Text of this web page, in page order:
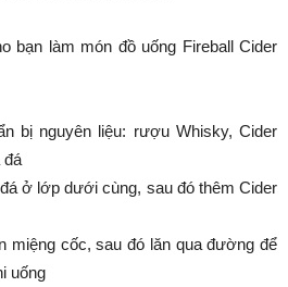
bạn làm món đồ uống Fireball Cider
bị nguyên liệu: rượu Whisky, Cider
đá
ở lớp dưới cùng, sau đó thêm Cider
miệng cốc, sau đó lăn qua đường để
uống